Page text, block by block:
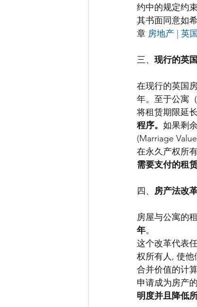
约中的规定约
其书面同意如
章 房地产 | 英
三、 现行的英
在现行的英国
年。至于公寓
将租赁期限延长
程序。 如果剩
(Marriage
在永久产权所
需要支付的租赁
四、 房产法改
房屋与公寓的
年。
这个改革代表
权所有人, 使
合并价值的计
申请成为房产
明度并且降低